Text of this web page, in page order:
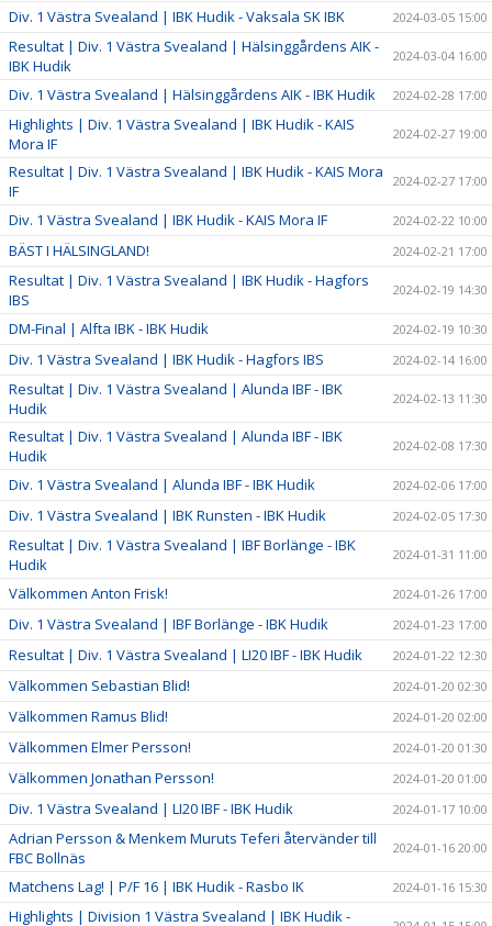
Div. 1 Västra Svealand | IBK Hudik - Vaksala SK IBK 2024-03-05 15:00
Resultat | Div. 1 Västra Svealand | Hälsinggårdens AIK -
IBK Hudik
2024-03-04 16:00
Div. 1 Västra Svealand | Hälsinggårdens AIK - IBK Hudik 2024-02-28 17:00
Highlights | Div. 1 Västra Svealand | IBK Hudik - KAIS
Mora IF
2024-02-27 19:00
Resultat | Div. 1 Västra Svealand | IBK Hudik - KAIS Mora
IF
2024-02-27 17:00
Div. 1 Västra Svealand | IBK Hudik - KAIS Mora IF 2024-02-22 10:00
BÄST I HÄLSINGLAND! 2024-02-21 17:00
Resultat | Div. 1 Västra Svealand | IBK Hudik - Hagfors
IBS
2024-02-19 14:30
DM-Final | Alfta IBK - IBK Hudik 2024-02-19 10:30
Div. 1 Västra Svealand | IBK Hudik - Hagfors IBS 2024-02-14 16:00
Resultat | Div. 1 Västra Svealand | Alunda IBF - IBK
Hudik
2024-02-13 11:30
Resultat | Div. 1 Västra Svealand | Alunda IBF - IBK
Hudik
2024-02-08 17:30
Div. 1 Västra Svealand | Alunda IBF - IBK Hudik 2024-02-06 17:00
Div. 1 Västra Svealand | IBK Runsten - IBK Hudik 2024-02-05 17:30
Resultat | Div. 1 Västra Svealand | IBF Borlänge - IBK
Hudik
2024-01-31 11:00
Välkommen Anton Frisk! 2024-01-26 17:00
Div. 1 Västra Svealand | IBF Borlänge - IBK Hudik 2024-01-23 17:00
Resultat | Div. 1 Västra Svealand | LI20 IBF - IBK Hudik 2024-01-22 12:30
Välkommen Sebastian Blid! 2024-01-20 02:30
Välkommen Ramus Blid! 2024-01-20 02:00
Välkommen Elmer Persson! 2024-01-20 01:30
Välkommen Jonathan Persson! 2024-01-20 01:00
Div. 1 Västra Svealand | LI20 IBF - IBK Hudik 2024-01-17 10:00
Adrian Persson & Menkem Muruts Teferi återvänder till
FBC Bollnäs
2024-01-16 20:00
Matchens Lag! | P/F 16 | IBK Hudik - Rasbo IK 2024-01-16 15:30
Highlights | Division 1 Västra Svealand | IBK Hudik -